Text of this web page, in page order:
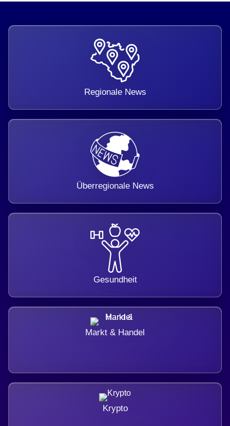
Regionale News
Überregionale News
Gesundheit
Markt & Handel
Krypto